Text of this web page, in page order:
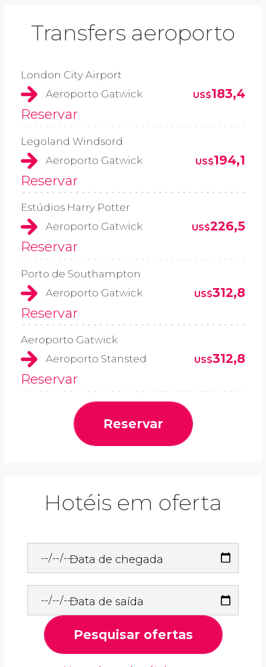
Transfers aeroporto
London City Airport
Aeroporto Gatwick
US$183,4
Reservar
Legoland Windsord
Aeroporto Gatwick
US$194,1
Reservar
Estúdios Harry Potter
Aeroporto Gatwick
US$226,5
Reservar
Porto de Southampton
Aeroporto Gatwick
US$312,8
Reservar
Aeroporto Gatwick
Aeroporto Stansted
US$312,8
Reservar
Reservar
Hotéis em oferta
Data de chegada
Data de saída
Pesquisar ofertas